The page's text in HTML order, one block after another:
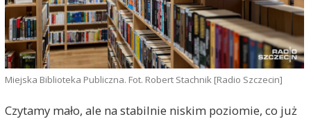
Miejska Biblioteka Publiczna. Fot. Robert Stachnik [Radio Szczecin]
Czytamy mało, ale na stabilnie niskim poziomie, co już